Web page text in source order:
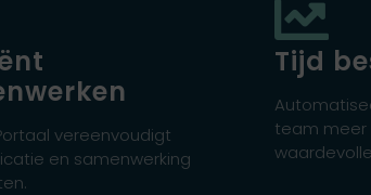
vereenvoudigt
en samenwerking
Tijd
team meer